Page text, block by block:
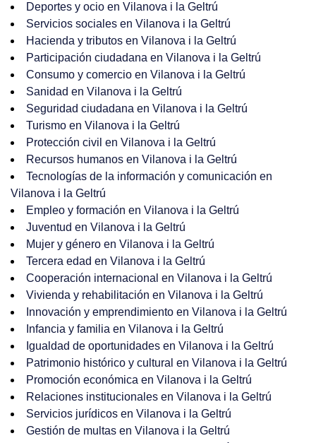
Deportes y ocio en Vilanova i la Geltrú
Servicios sociales en Vilanova i la Geltrú
Hacienda y tributos en Vilanova i la Geltrú
Participación ciudadana en Vilanova i la Geltrú
Consumo y comercio en Vilanova i la Geltrú
Sanidad en Vilanova i la Geltrú
Seguridad ciudadana en Vilanova i la Geltrú
Turismo en Vilanova i la Geltrú
Protección civil en Vilanova i la Geltrú
Recursos humanos en Vilanova i la Geltrú
Tecnologías de la información y comunicación en
Vilanova i la Geltrú
Empleo y formación en Vilanova i la Geltrú
Juventud en Vilanova i la Geltrú
Mujer y género en Vilanova i la Geltrú
Tercera edad en Vilanova i la Geltrú
Cooperación internacional en Vilanova i la Geltrú
Vivienda y rehabilitación en Vilanova i la Geltrú
Innovación y emprendimiento en Vilanova i la Geltrú
Infancia y familia en Vilanova i la Geltrú
Igualdad de oportunidades en Vilanova i la Geltrú
Patrimonio histórico y cultural en Vilanova i la Geltrú
Promoción económica en Vilanova i la Geltrú
Relaciones institucionales en Vilanova i la Geltrú
Servicios jurídicos en Vilanova i la Geltrú
Gestión de multas en Vilanova i la Geltrú